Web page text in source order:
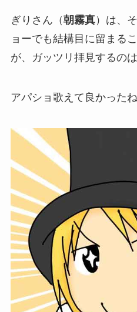
ぎりさん（朝霧真）は、
ョーでも結構目に留まる
が、ガッツリ拝見するの
アパショ歌えて良かった